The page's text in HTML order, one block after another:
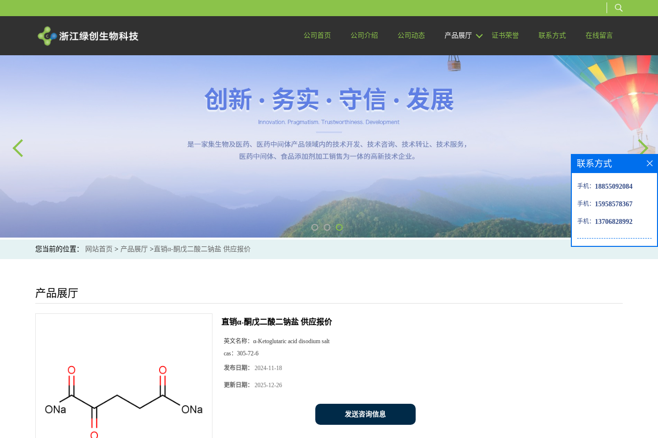
公司首页 公司介绍 公司动态 产品展厅 证书荣誉 联系方式 在线留言
您当前的位置： 网站首页 > 产品展厅 > 直销α-酮戊二酸二钠盐 供应报价
产品展厅
直销α-酮戊二酸二钠盐 供应报价
英文名称： α-Ketoglutaric acid disodium salt
cas： 305-72-6
发布日期： 2024-11-18
更新日期： 2025-12-26
发送咨询信息
联系方式
手机： 18855092084
手机： 15958578367
手机： 13706828992